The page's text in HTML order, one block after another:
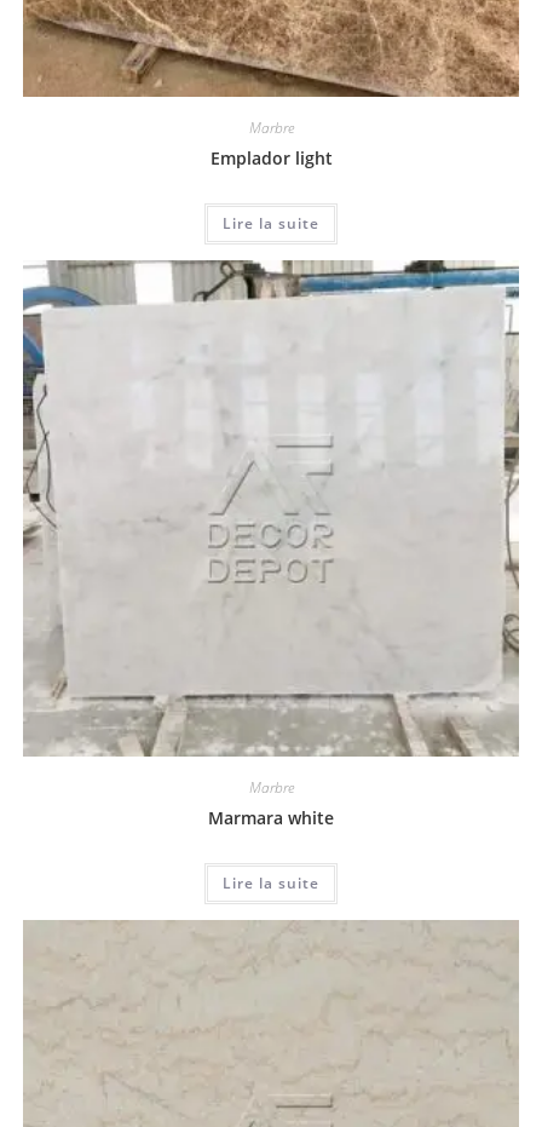
Marbre
Emplador light
Lire la suite
Marbre
Marmara white
Lire la suite